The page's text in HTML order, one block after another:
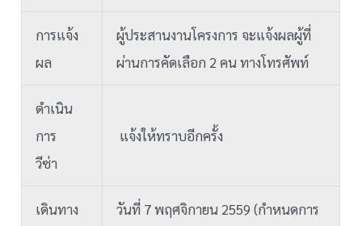
การแจ้ง
ผล
ผู้ประสานงานโครงการ จะแจ้งผลผู้ที่
ผ่านการคัดเลือก 2 คน ทางโทรศัพท์
ดำเนิน
การ
วีซ่า
แจ้งให้ทราบอีกครั้ง
เดินทาง
วันที่ 7 พฤศจิกายน 2559 (กำหนดการ